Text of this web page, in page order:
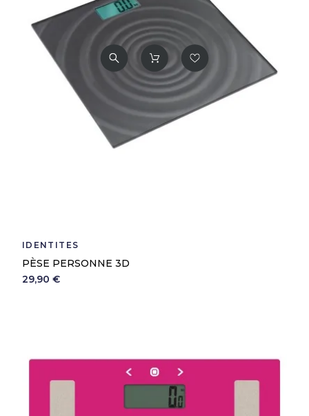
IDENTITÉS
PÈSE PERSONNE 3D
29,90 €